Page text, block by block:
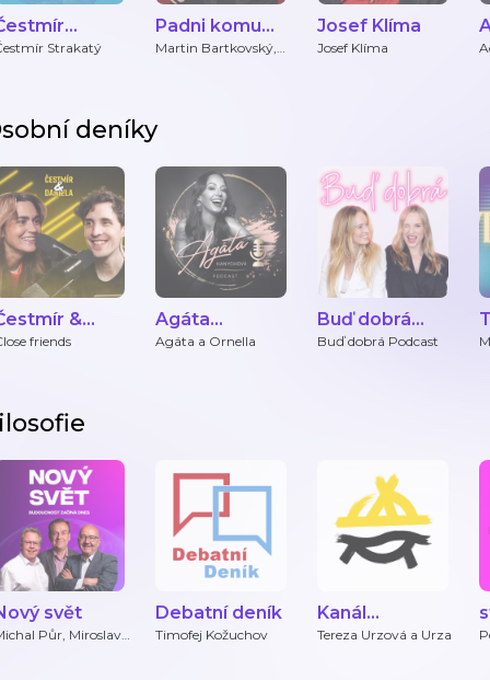
Strakatý
Padni komu
padni
Martin Bartkovský,
Josef Klíma
Josef Klíma
deníky
&
friends
Agáta
Hanychová
Agáta a Ornella
Buď dobrá
Podcast
Buď dobrá Podcast
svět
Půr, Miroslav
Debatní deník
Timofej Kožuchov
Kanál
Svobodného
Tereza Urzová a Urza